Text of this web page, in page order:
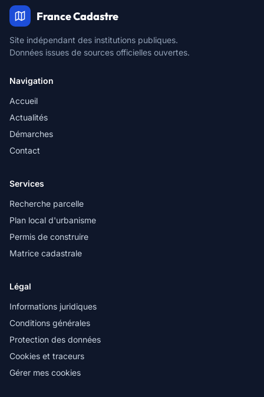
France Cadastre
Site indépendant des institutions publiques.
Données issues de sources officielles ouvertes.
Navigation
Accueil
Actualités
Démarches
Contact
Services
Recherche parcelle
Plan local d'urbanisme
Permis de construire
Matrice cadastrale
Légal
Informations juridiques
Conditions générales
Protection des données
Cookies et traceurs
Gérer mes cookies